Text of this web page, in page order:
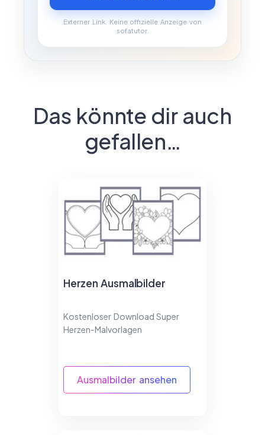
Externer Link. Keine offizielle Anzeige von
sofatutor.
Das könnte dir auch
gefallen…
Herzen Ausmalbilder
Kostenloser Download Super
Herzen-Malvorlagen
Ausmalbilder ansehen